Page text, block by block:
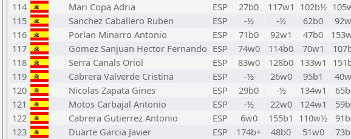
114
Mari Copa Adria ESP 27b0 117w1 102b½
115
Sanchez Caballero Ruben ESP -½ -½ 62b0
116
Porlan Minarro Antonio ESP 71b0 92w1 47b0
117
Gomez Sanjuan Hector Fernando ESP 74w0 114b0 70w1
118
Serra Canals Oriol ESP 83w0 128b0 133w1
119
Cabrera Valverde Cristina ESP -½ 26w0 95b1
120
Nicolas Zapata Gines ESP 29b0 -½ 134w1
121
Motos Carbajal Antonio ESP -½ 22w0 124w1
122
Cabrera Gutierrez Antonio ESP 6w0 155b1 110w½
123
Duarte Garcia Javier ESP 174b+ 48b0 51w0